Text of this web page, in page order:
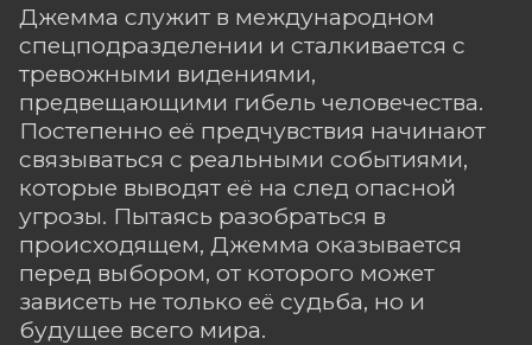
Джемма служит в международном
спецподразделении и сталкивается с
тревожными видениями,
предвещающими гибель человечества.
Постепенно её предчувствия начинают
связываться с реальными событиями,
которые выводят её на след опасной
угрозы. Пытаясь разобраться в
происходящем, Джемма оказывается
перед выбором, от которого может
зависеть не только её судьба, но и
будущее всего мира.